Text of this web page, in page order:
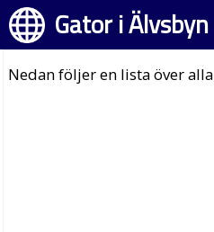
Gator i Älvsbyn
Nedan följer en lista över